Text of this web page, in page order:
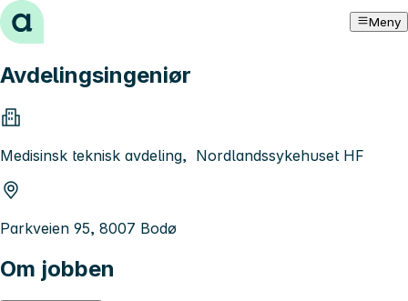
Hopp til innhold Meny
Avdelingsingeniør
Medisinsk teknisk avdeling, Nordlandssykehuset HF
Parkveien 95, 8007 Bodø
Om jobben